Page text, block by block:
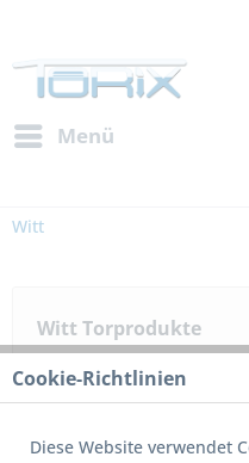
Menü
Witt
Witt Torprodukte
Cookie-Richtlinien
Diese Website verwendet